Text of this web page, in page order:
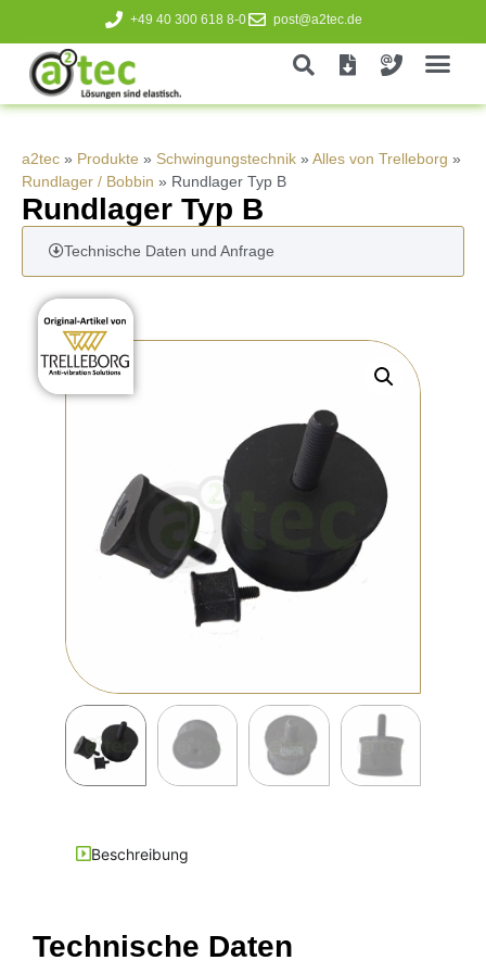
+49 40 300 618 8-0 post@a2tec.de
a2tec » Produkte » Schwingungstechnik » Alles von Trelleborg »
Rundlager / Bobbin » Rundlager Typ B
Rundlager Typ B
Technische Daten und Anfrage
Beschreibung
Technische Daten